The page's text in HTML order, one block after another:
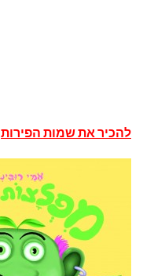
להכיר את שמות הפירות